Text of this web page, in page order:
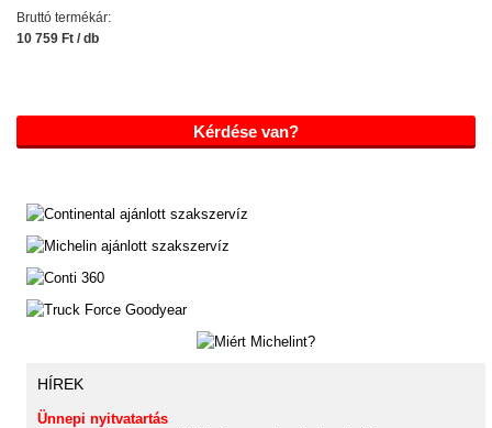
Bruttó termékár:
10 759 Ft / db
Kérdése van?
HÍREK
Ünnepi nyitvatartás